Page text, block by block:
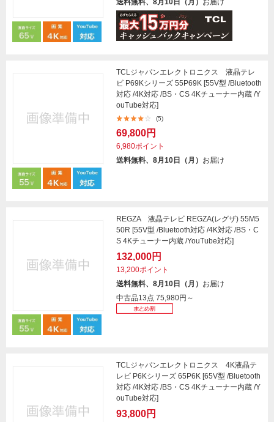
送料無料、8月10日（月） お届け
TCLジャパンエレクトロニクス 液晶テレ
ビ P69Kシリーズ 55P69K [55V型 /Bluetooth
対応 /4K対応 /BS・CS 4Kチューナー内蔵 /Y
ouTube対応]
(5)
69,800円
6,980ポイント
送料無料、8月10日（月） お届け
REGZA 液晶テレビ REGZA(レグザ) 55M5
50R [55V型 /Bluetooth対応 /4K対応 /BS・C
S 4Kチューナー内蔵 /YouTube対応]
132,000円
13,200ポイント
送料無料、8月10日（月） お届け
中古品13点 75,980円～
TCLジャパンエレクトロニクス 4K液晶テ
レビ P6Kシリーズ 65P6K [65V型 /Bluetooth
対応 /4K対応 /BS・CS 4Kチューナー内蔵 /Y
ouTube対応]
93,800円